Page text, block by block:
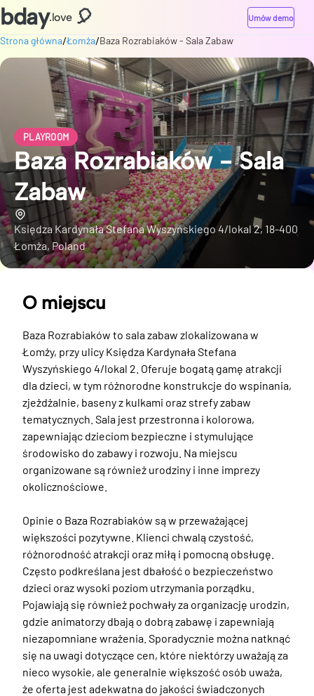
bday.love 🎈 Umów demo
Strona główna/Łomża/Baza Rozrabiaków - Sala Zabaw
PLAYROOM
Baza Rozrabiaków - Sala
Zabaw
Księdza Kardynała Stefana Wyszyńskiego 4/lokal 2, 18-400
Łomża, Poland
O miejscu
Baza Rozrabiaków to sala zabaw zlokalizowana w
Łomży, przy ulicy Księdza Kardynała Stefana
Wyszyńskiego 4/lokal 2. Oferuje bogatą gamę atrakcji
dla dzieci, w tym różnorodne konstrukcje do wspinania,
zjeżdżalnie, baseny z kulkami oraz strefy zabaw
tematycznych. Sala jest przestronna i kolorowa,
zapewniając dzieciom bezpieczne i stymulujące
środowisko do zabawy i rozwoju. Na miejscu
organizowane są również urodziny i inne imprezy
okolicznościowe.
Opinie o Baza Rozrabiaków są w przeważającej
większości pozytywne. Klienci chwalą czystość,
różnorodność atrakcji oraz miłą i pomocną obsługę.
Często podkreślana jest dbałość o bezpieczeństwo
dzieci oraz wysoki poziom utrzymania porządku.
Pojawiają się również pochwały za organizację urodzin,
gdzie animatorzy dbają o dobrą zabawę i zapewniają
niezapomniane wrażenia. Sporadycznie można natknąć
się na uwagi dotyczące cen, które niektórzy uważają za
nieco wysokie, ale generalnie większość osób uważa,
że oferta jest adekwatna do jakości świadczonych